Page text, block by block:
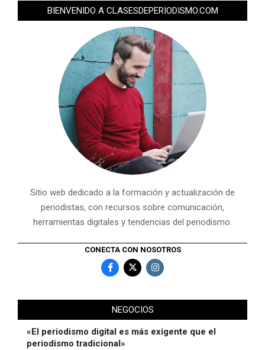
BIENVENIDO A CLASESDEPERIODISMO.COM
Sitio web dedicado a la formación y actualización de
periodistas, con recursos sobre comunicación,
herramientas digitales y tendencias del periodismo.
CONECTA CON NOSOTROS
NEGOCIOS
«El periodismo digital es más exigente que el
periodismo tradicional»